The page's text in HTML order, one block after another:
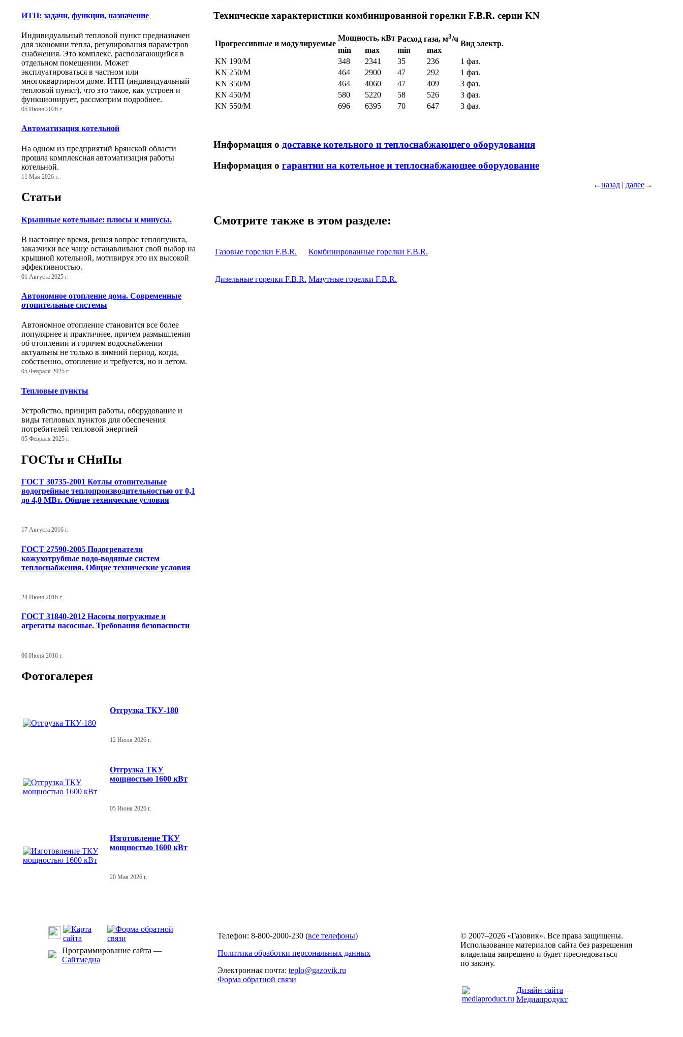
ИТП: задачи, функции, назначение
Индивидуальный тепловой пункт предназначен
для экономии тепла, регулирования параметров
снабжения. Это комплекс, располагающийся в
отдельном помещении. Может
эксплуатироваться в частном или
многоквартирном доме. ИТП (индивидуальный
тепловой пункт), что это такое, как устроен и
функционирует, рассмотрим подробнее.
05 Июня 2026 г.
Автоматизация котельной
На одном из предприятий Брянской области
прошла комплексная автоматизация работы
котельной.
11 Мая 2026 г.
Статьи
Крышные котельные: плюсы и минусы.
В настоящее время, решая вопрос теплопункта,
заказчики все чаще останавливают свой выбор на
крышной котельной, мотивируя это их высокой
эффективностью.
01 Августа 2025 г.
Автономное отопление дома. Современные
отопительные системы
Автономное отопление становится все более
популярнее и практичнее, причем размышления
об отоплении и горячем водоснабжении
актуальны не только в зимний период, когда,
собственно, отопление и требуется, но и летом.
05 Февраля 2025 г.
Тепловые пункты
Устройство, принцип работы, оборудование и
виды тепловых пунктов для обеспечения
потребителей тепловой энергией
05 Февраля 2025 г.
ГОСТы и СНиПы
ГОСТ 30735-2001 Котлы отопительные
водогрейные теплопроизводительностью от 0,1
до 4,0 МВт. Общие технические условия
17 Августа 2016 г.
ГОСТ 27590-2005 Подогреватели
кожухотрубные водо-водяные систем
теплоснабжения. Общие технические условия
24 Июня 2016 г.
ГОСТ 31840-2012 Насосы погружные и
агрегаты насосные. Требования безопасности
06 Июня 2016 г.
Фотогалерея
Отгрузка ТКУ-180
12 Июля 2026 г.
Отгрузка ТКУ
мощностью 1600 кВт
05 Июня 2026 г.
Изготовление ТКУ
мощностью 1600 кВт
20 Мая 2026 г.
Технические характеристики комбинированной горелки F.B.R. серии KN
Прогрессивные и модулируемые
Мощность, кВт Расход газа, м3/ч
Вид электр.
min max min
max
KN 190/M
348 2341 35 236
1 фаз.
KN 250/M
464 2900 47 292
1 фаз.
KN 350/M
464 4060 47 409
3 фаз.
KN 450/M
580 5220 58 526
3 фаз.
KN 550/M
696 6395 70 647 3 фаз.
Информация о доставке котельного и теплоснабжающего оборудования
Информация о гарантии на котельное и теплоснабжающее оборудование
←назад | далее→
Смотрите также в этом разделе:
Газовые горелки F.B.R. Комбинированные горелки F.B.R.
Дизельные горелки F.B.R. Мазутные горелки F.B.R.
Программирование сайта —
Сайтмедиа
Телефон: 8-800-2000-230 (все телефоны)
Политика обработки персональных данных
Электронная почта: teplo@gazovik.ru
Форма обратной связи
© 2007–2026 «Газовик». Все права защищены.
Использование материалов сайта без разрешения
владельца запрещено и будет преследоваться
по закону.
Дизайн сайта —
Медиапродукт